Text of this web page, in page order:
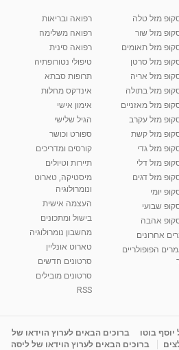
מזל טלה
מזל שור
מזל תאומים
מזל סרטן
מזל אריה
מזל בתולה
מזל מאזניים
מזל עקרב
מזל קשת
מזל גדי
מזל דלי
מזל דגים
יומי
שבועי
אהבה
אחרונים
הפופולריים
רפואה ובריאות
רפואה משלימה
רפואה סינית
טיפולי נטורופתיה
תרופות סבתא
אינדקס מחלות
אימון אישי
הגיל שלישי
ספורט וכושר
קורסים ומדריכים
תיירות וטיולים
מיסטיקה, טארוט
ונומרולוגיה
העצמה אישית
בישול ומתכונים
מחשבון נומרולוגיה
טארוט אונליין
סרטונים חדשים
סרטונים מובילים
RSS
בוטו
ברוכים הבאים לערוץ הוידאו של
ברוכים הבאים לערוץ הוידאו של ליסה